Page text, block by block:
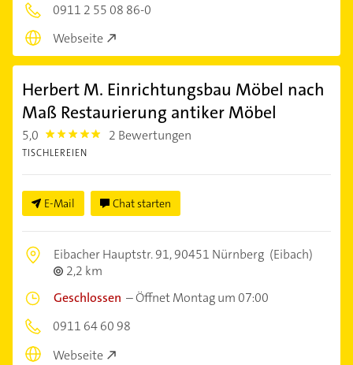
0911 2 55 08 86-0
Webseite
Herbert M. Einrichtungsbau Möbel nach
Maß Restaurierung antiker Möbel
5,0 5.0 2 Bewertungen
TISCHLEREIEN
E-Mail Chat starten
Eibacher Hauptstr. 91,90451 Nürnberg (Eibach)
2,2 km
Geschlossen –Öffnet Montag um 07:00
0911 64 60 98
Webseite